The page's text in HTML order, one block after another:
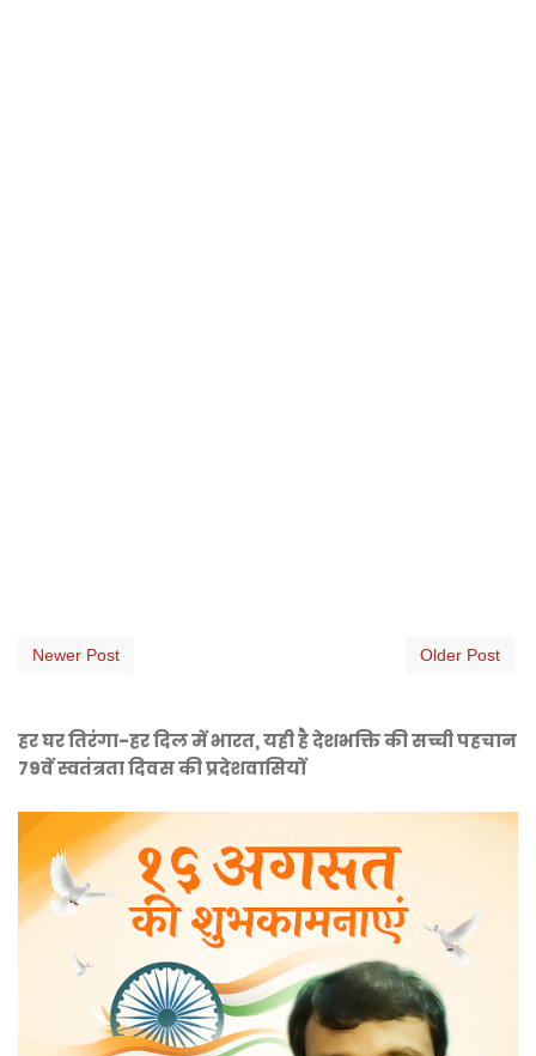
Newer Post Older Post
हर घर तिरंगा-हर दिल में भारत, यही है देशभक्ति की सच्ची पहचान
79वें स्वतंत्रता दिवस की प्रदेशवासियों